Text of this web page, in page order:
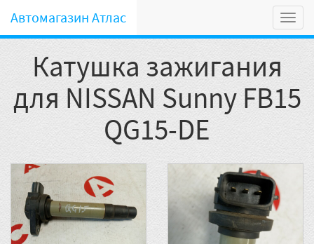
Автомагазин Атлас
Катушка зажигания
для NISSAN Sunny FB15
QG15-DE